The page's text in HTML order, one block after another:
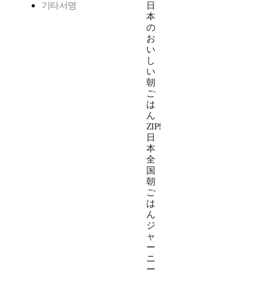
기타서명
日
本
の
お
い
し
い
朝
ご
は
ん
ZIP!
日
本
全
国
朝
ご
は
ん
ジ
ャ
ー
ニ
ー